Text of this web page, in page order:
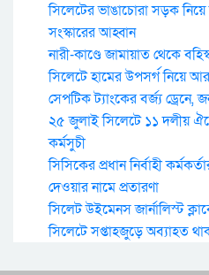
সিলেটের ভাঙাচোরা সড়ক
সংস্কারের আহ্বান
নারী-কাণ্ডে জামায়াত থেকে
সিলেটে হামের উপসর্গ নিয়ে
সেপটিক ট্যাংকের বর্জ্য ড্রেনে,
২৫ জুলাই সিলেটে ১১ দলীয়
কর্মসুচী
সিসিকের প্রধান নির্বাহী
দেওয়ার নামে প্রতারণা
সিলেট উইমেনস জার্নালিস্ট
সিলেটে সপ্তাহজুড়ে অব্যাহত